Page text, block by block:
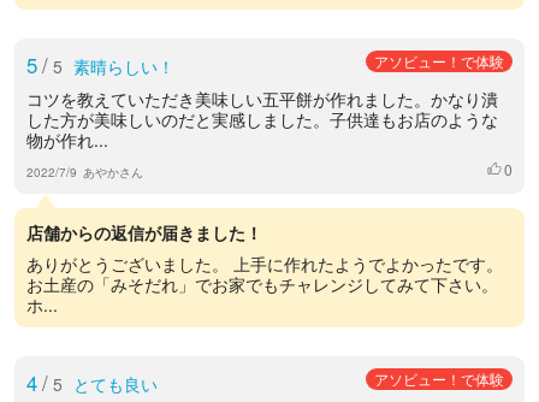
5/ 5 素晴らしい！ アソビュー！で体験
コツを教えていただき美味しい五平餅が作れました。かなり潰
した方が美味しいのだと実感しました。子供達もお店のような
物が作れ...
2022/7/9 あやかさん いいね
0
店舗からの返信が届きました！
ありがとうございました。 上手に作れたようでよかったです。
お土産の「みそだれ」でお家でもチャレンジしてみて下さい。
ホ...
4/ 5 とても良い アソビュー！で体験